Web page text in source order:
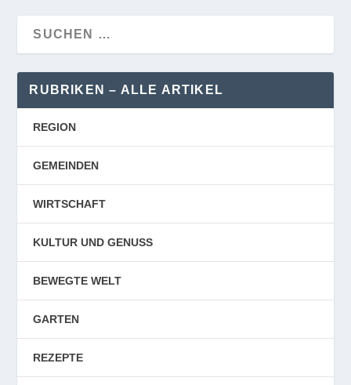
RUBRIKEN – ALLE ARTIKEL
REGION
GEMEINDEN
WIRTSCHAFT
KULTUR UND GENUSS
BEWEGTE WELT
GARTEN
REZEPTE